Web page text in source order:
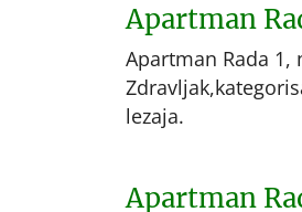
Apartman
Apartman Rada
lezaja.
Apartman